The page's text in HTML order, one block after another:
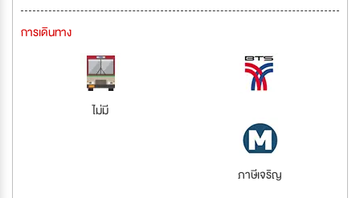
การเดินทาง
ไม่มี
ภาษีเจริญ